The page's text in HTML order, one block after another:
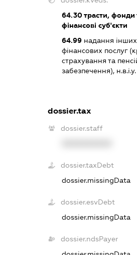
64.30трасти, фонди
фінансові суб'єкти
64.99 надання інших
фінансових послуг
страхування та
забезпечення), н.в.і.у.
dossier.tax
dossier.staff
dossier.taxDebt
dossier.missingData
dossier.esvDebt
dossier.missingData
dossier.ndsPayer